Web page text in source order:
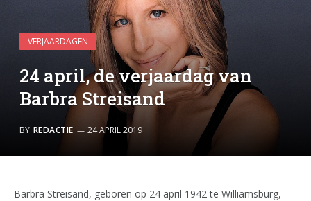
VERJAARDAGEN
24 april, de verjaardag van
Barbra Streisand
BY REDACTIE 24 APRIL 2019
Barbra Streisand, geboren op 24 april 1942 te Williamsburg,